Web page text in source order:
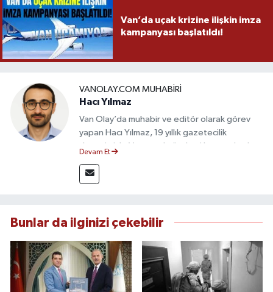
Van’da uçak krizine ilişkin imza
kampanyası başlatıldı!
VANOLAY.COM MUHABIRI
Hacı Yılmaz
Van Olay’da muhabir ve editör olarak görev
yapan Hacı Yılmaz, 19 yıllık gazetecilik
deneyimiyle Van yerel gündemi başta olmak
takip etmektedir. Editoryal sürece katkı sunan
Yılmaz, tarafsızlık, doğruluk ve etik ilkeler
bilgilendirmektedir.
Devam Et
Bunlar da ilginizi çekebilir